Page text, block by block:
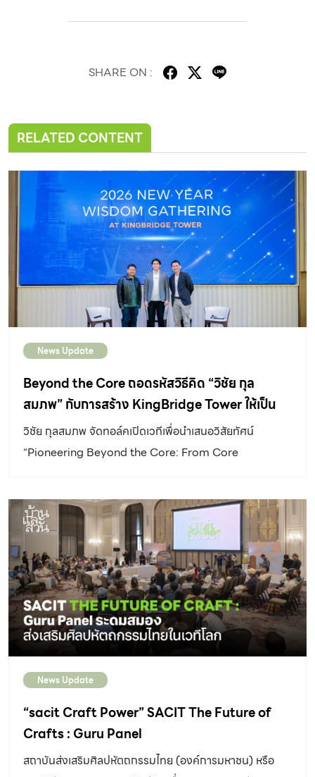
SHARE ON :
RELATED CONTENT
News Update
Beyond the Core ถอดรหัสวิธีคิด “วิชัย กุล
สมภพ” กับการสร้าง KingBridge Tower ให้เป็น
สินทรัพย์เชิงกลยุทธ์แห่งอนาคต
วิชัย กุลสมภพ จัดทอล์คเปิดเวทีเพื่อนำเสนอวิสัยทัศน์
“Pioneering Beyond the Core: From Core
อาคาร KingBridge Tower
News Update
“sacit Craft Power” SACIT The Future of
Crafts : Guru Panel
สถาบันส่งเสริมศิลปหัตถกรรมไทย (องค์การมหาชน) หรือ